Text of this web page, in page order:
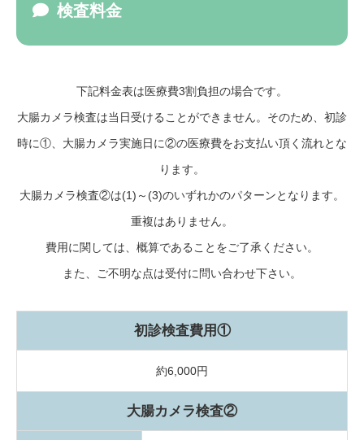
検査料金
下記料金表は医療費3割負担の場合です。
大腸カメラ検査は当日受けることができません。そのため、初診
時に①、大腸カメラ実施日に②の医療費をお支払い頂く流れとな
ります。
大腸カメラ検査②は(1)～(3)のいずれかのパターンとなります。
重複はありません。
費用に関しては、概算であることをご了承ください。
また、ご不明な点は受付に問い合わせ下さい。
初診検査費用①
約6,000円
大腸カメラ検査②